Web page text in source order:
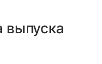
выпуска